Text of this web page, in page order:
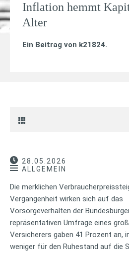
Inflation hemmt
Alter
Ein Beitrag von k21824.
28.05.2026
ALLGEMEIN
Die merklichen
Vergangenheit wirken sich auf das
Vorsorgeverhalten der
repräsentativen Umfrage eines
Versicherers gaben 41 Prozent an,
weniger für den Ruhestand auf die